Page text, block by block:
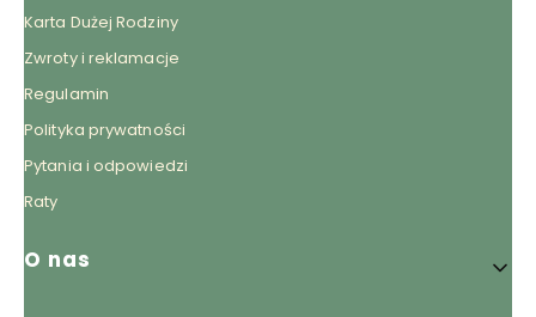
Karta Dużej Rodziny
Zwroty i reklamacje
Regulamin
Polityka prywatności
Pytania i odpowiedzi
Raty
O nas